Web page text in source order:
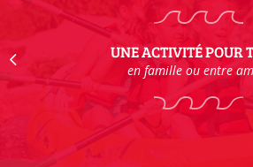
UNE ACTIVITÉ POUR
en famille ou entre